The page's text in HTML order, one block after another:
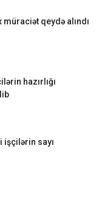
qeydə alındı
hazırlığı
işçilərin sayı